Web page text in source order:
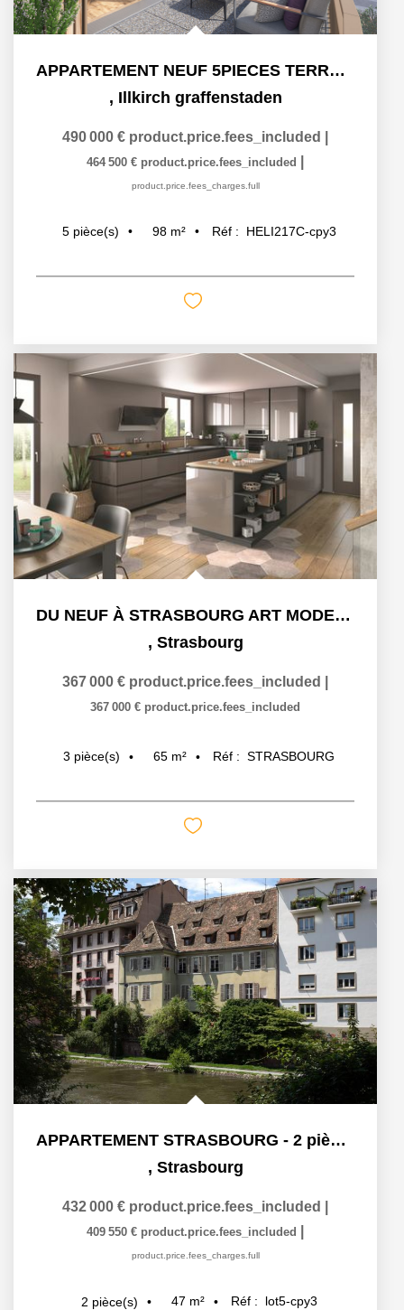
APPARTEMENT NEUF 5PIECES TERRASSE ILLKIRCH GRAFFENSTADEN
, Illkirch graffenstaden
490 000 € product.price.fees_included
464 500 € product.price.fees_included
product.price.fees_charges.full
5 pièce(s) 98 m² Réf : HELI217C-cpy3
DU NEUF À STRASBOURG ART MODERNE - GARE
, Strasbourg
367 000 € product.price.fees_included
367 000 € product.price.fees_included
3 pièce(s) 65 m² Réf : STRASBOURG
APPARTEMENT STRASBOURG - 2 pièces 46.50 m²
, Strasbourg
432 000 € product.price.fees_included
409 550 € product.price.fees_included
product.price.fees_charges.full
2 pièce(s) 47 m² Réf : lot5-cpy3